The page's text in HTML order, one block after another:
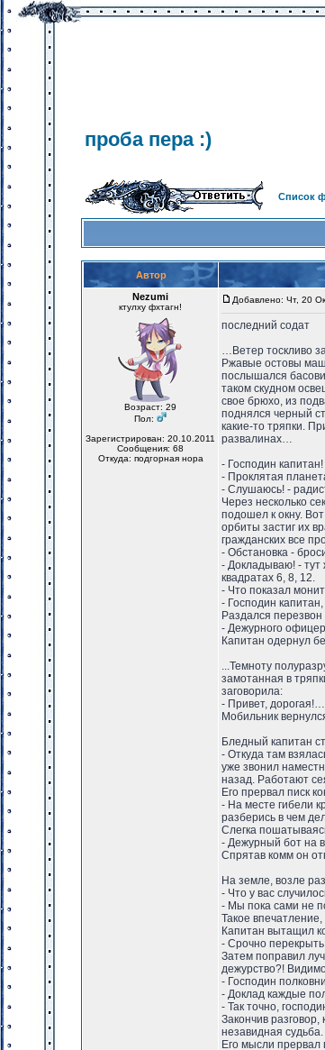
проба пера :)
Список
Автор
Nezumi
ктулху фхтагн!
Возраст: 29
Пол:
Зарегистрирован: 20.10.2011
Сообщения: 68
Откуда: подгорная нора
Добавлено: Чт, 20
последний содат
…Ветер тоскливо
Ржавые остовы
послышался
таком скудном
свое брюхо, из
поднялся черный
какие-то тряпки.
развалинах…
- Господин
- Проклятая
- Слушаюсь! -
Через несколько
подошел к окну.
орбиты застиг их
гражданских все
- Обстановка -
- Докладываю! - тут
квадратах 6, 8, 12.
- Что показал
- Господин
Раздался перезвон
- Дежурного
Капитан одернул
...Темноту
замотанная в
заговорила:
- Привет,
Мобильник
Бледный капитан
- Откуда там
уже звонил
назад. Работают
Его прервал писк
- На месте гибели
разберись в чем
Слегка
- Дежурный бот на
Спрятав комм он
На земле, возле
- Что у вас
- Мы пока сами не
Такое
Капитан вытащил
- Срочно
Затем поправил
дежурство?!
- Господин
- Доклад каждые
- Так точно,
Закончив
незавидная
Его мысли прервал